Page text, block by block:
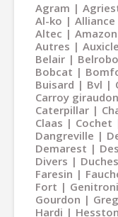
Agram
Al-ko
Alliance
Altec
Autres
Belair
Bobcat
Buisard
Bvl
Carroy giraudon
Caterpillar
Claas
Cochet
Dangreville
Demarest
Divers
Faresin
Fort
Gourdon
Hardi
Hesston